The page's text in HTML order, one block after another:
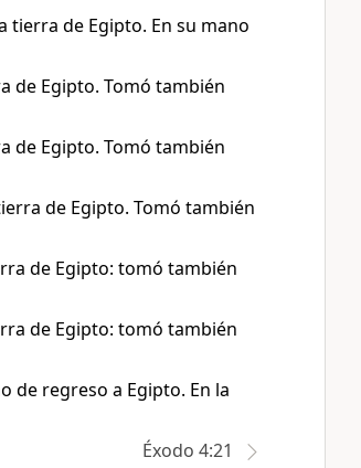
tierra de Egipto. En su mano
de Egipto. Tomó también
de Egipto. Tomó también
de Egipto. Tomó también
de Egipto: tomó también
de Egipto: tomó también
de regreso a Egipto. En la
Éxodo 4:21